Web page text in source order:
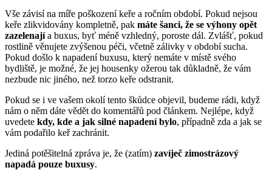
Vše závisí na míře poškození keře a ročním období. Pokud nejsou
keře zlikvidovány kompletně, pak máte šanci, že se výhony opět
zazelenajía buxus, byť méně vzhledný, poroste dál. Zvlášť, pokud
rostlině věnujete zvýšenou péči, včetně zálivky v období sucha.
Pokud došlo k napadení buxusu, který nemáte v místě svého
bydliště, je možné, že jej housenky ožerou tak důkladně, že vám
nezbude nic jiného, než torzo keře odstranit.
Pokud se i ve vašem okolí tento škůdce objevil, budeme rádi, když
nám o něm dáte vědět do komentářů pod článkem. Nejlépe, když
uvedete kdy, kde a jak silné napadení bylo, případně zda a jak se
vám podařilo keř zachránit.
Jediná potěšitelná zpráva je, že (zatím) zavíječ zimostrázový
napadá pouze buxusy.